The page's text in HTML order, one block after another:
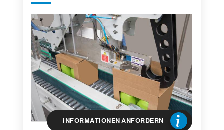
INFORMATIONEN ANFORDERN